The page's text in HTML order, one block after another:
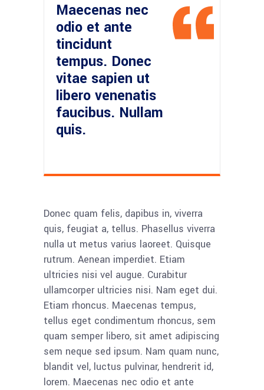
Maecenas nec
odio et ante
tincidunt
tempus. Donec
vitae sapien ut
libero venenatis
faucibus. Nullam
quis.
Donec quam felis, dapibus in, viverra
quis, feugiat a, tellus. Phasellus viverra
nulla ut metus varius laoreet. Quisque
rutrum. Aenean imperdiet. Etiam
ultricies nisi vel augue. Curabitur
ullamcorper ultricies nisi. Nam eget dui.
Etiam rhoncus. Maecenas tempus,
tellus eget condimentum rhoncus, sem
quam semper libero, sit amet adipiscing
sem neque sed ipsum. Nam quam nunc,
blandit vel, luctus pulvinar, hendrerit id,
lorem. Maecenas nec odio et ante